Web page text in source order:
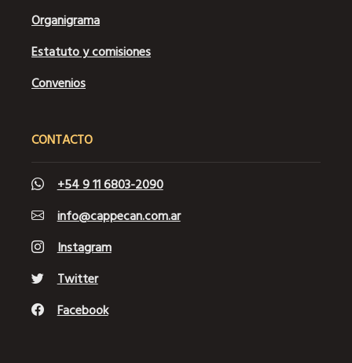
Organigrama
Estatuto y comisiones
Convenios
CONTACTO
+54 9 11 6803-2090
info@cappecan.com.ar
Instagram
Twitter
Facebook